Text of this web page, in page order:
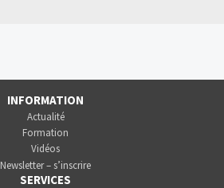
INFORMATION
Actualité
Formation
Vidéos
Newsletter – s’inscrire
SERVICES